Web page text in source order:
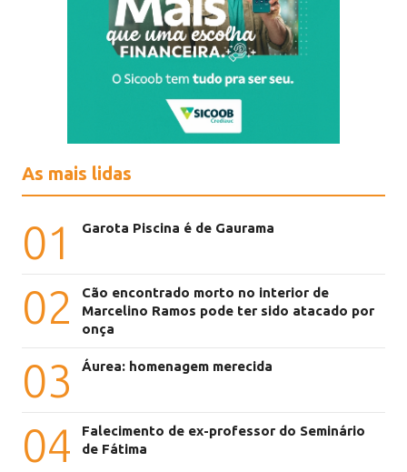
As mais lidas
01 Garota Piscina é de Gaurama
02
Cão encontrado morto no interior de
Marcelino Ramos pode ter sido atacado por
onça
03 Áurea: homenagem merecida
04
Falecimento de ex-professor do Seminário
de Fátima